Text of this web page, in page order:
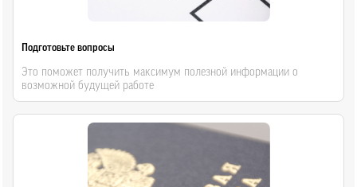
Подготовьте вопросы
Это поможет получить максимум полезной информации о
возможной будущей работе